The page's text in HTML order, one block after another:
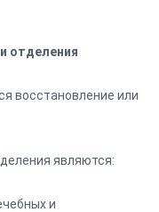
отделения
восстановление или
являются:
и